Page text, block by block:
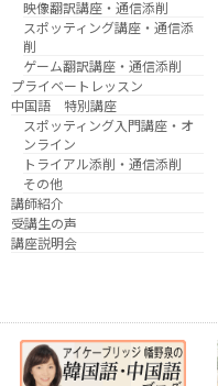
映像翻訳講座・通信添削
スポッティング講座・通信添
削
ゲーム翻訳講座・通信添削
プライベートレッスン
中国語 特別講座
スポッティング入門講座・オ
ンライン
トライアル添削・通信添削
その他
講師紹介
受講生の声
講座説明会